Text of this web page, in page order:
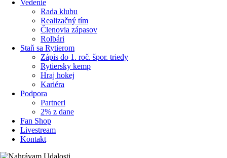
Vedenie
Rada klubu
Realizačný tím
Členovia zápasov
Rolbári
Staň sa Rytierom
Zápis do 1. roč. špor. triedy
Rytiersky kemp
Hraj hokej
Kariéra
Podpora
Partneri
2% z dane
Fan Shop
Livestream
Kontakt